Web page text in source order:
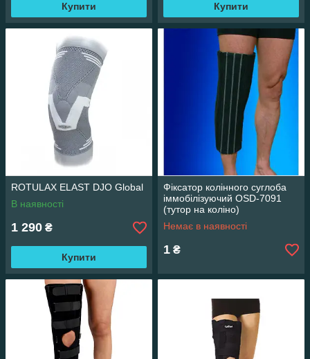
Купити Купити
ROTULAX ELAST DJO Global
В наявності
1 290 ₴
Купити
Фіксатор колінного суглоба
іммобілізуючий OSD-7091
(тутор на коліно)
Немає в наявності
1 ₴